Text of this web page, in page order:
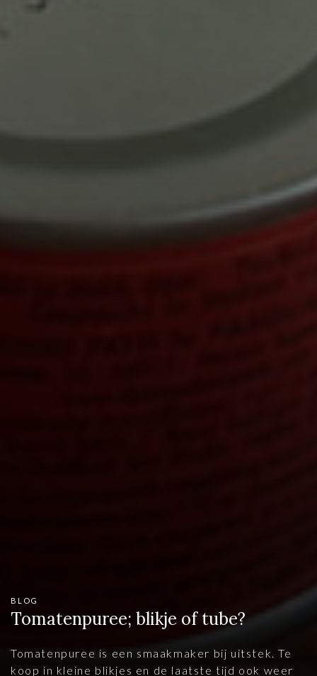
BLOG
Tomatenpuree; blikje of tube?
Tomatenpuree is een smaakmaker bij uitstek. Te
koop in kleine blikjes en de laatste tijd ook weer